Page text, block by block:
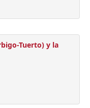
Tuerto) y la